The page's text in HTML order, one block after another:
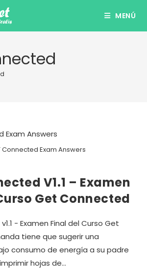
MENÚ
Connected Exam Answers
V1.1 – Examen
Get Connected
- Examen Final del Curso Get
tiene que sugerir una
consumo de energía a su padre
hojas de…